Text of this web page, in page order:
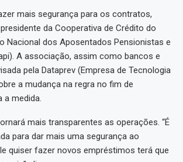
mais segurança para os contratos,
da Cooperativa de Crédito do
Nacional dos Aposentados Pensionistas e
A associação, assim como bancos e
pela Dataprev (Empresa de Tecnologia
a mudança na regra no fim de
a medida.
mais transparentes as operações. “É
para dar mais uma segurança ao
quiser fazer novos empréstimos terá que